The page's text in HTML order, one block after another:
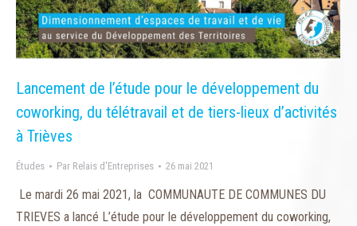
Lancement de l’étude pour le développement du
coworking, du télétravail et de tiers-lieux d’activités
à Trièves
Études Par Relais d'Entreprises 26 mai 2021
Le mardi 26 mai 2021, la COMMUNAUTE DE COMMUNES DU
TRIEVES a lancé L’étude pour le développement du coworking,